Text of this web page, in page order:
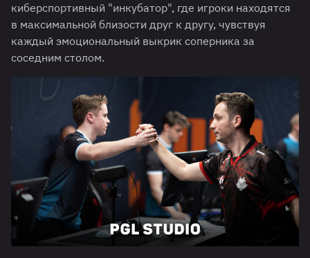
киберспортивный "инкубатор", где игроки находятся
в максимальной близости друг к другу, чувствуя
каждый эмоциональный выкрик соперника за
соседним столом.